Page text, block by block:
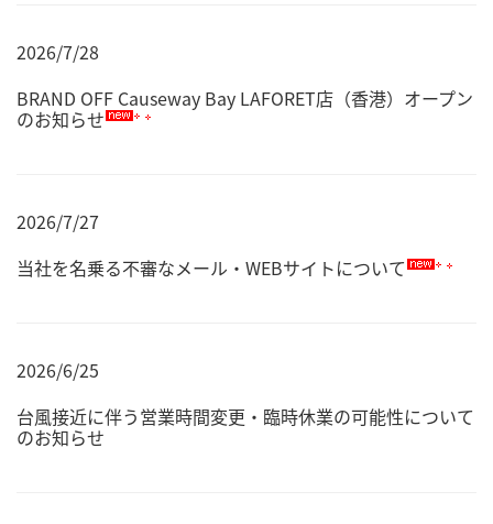
2026/7/28
BRAND OFF Causeway Bay LAFORET店（香港）オープン
のお知らせ
2026/7/27
当社を名乗る不審なメール・WEBサイトについて
2026/6/25
台風接近に伴う営業時間変更・臨時休業の可能性について
のお知らせ